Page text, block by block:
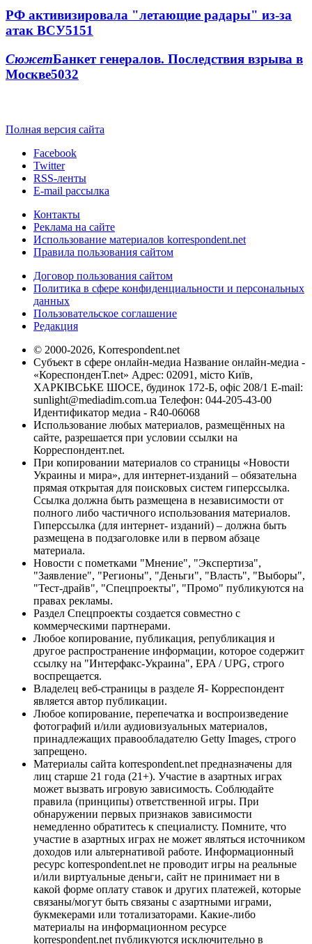
РФ активизировала "летающие радары" из-за
атак ВСУ5151
СюжетБанкет генералов. Последствия взрыва в
Москве5032
Полная версия сайта
Facebook
Twitter
RSS-ленты
E-mail рассылка
Контакты
Реклама на сайте
Использование материалов korrespondent.net
Правила пользования сайтом
Договор пользования сайтом
Политика в сфере конфиденциальности и персональных
данных
Пользовательское соглашение
Редакция
© 2000-2026, Korrespondent.net
Субъект в сфере онлайн-медиа Название онлайн-медиа -
«КореспонденТ.net» Адрес: 02091, місто Київ,
ХАРКІВСЬКЕ ШОСЕ, будинок 172-Б, офіс 208/1 E-mail:
sunlight@mediadim.com.ua Телефон: 044-205-43-00
Идентификатор медиа - R40-06068
Использование любых материалов, размещённых на
сайте, разрешается при условии ссылки на
Корреспондент.net.
При копировании материалов со страницы «Новости
Украины и мира», для интернет-изданий – обязательна
прямая открытая для поисковых систем гиперссылка.
Ссылка должна быть размещена в независимости от
полного либо частичного использования материалов.
Гиперссылка (для интернет- изданий) – должна быть
размещена в подзаголовке или в первом абзаце
материала.
Новости с пометками "Мнение", "Экспертиза",
"Заявление", "Регионы", "Деньги", "Власть", "Выборы",
"Тест-драйв", "Спецпроекты", "Промо" публикуются на
правах рекламы.
Раздел Спецпроекты создается совместно с
коммерческими партнерами.
Любое копирование, публикация, републикация и
другое распространение информации, которое содержит
ссылку на "Интерфакс-Украина", EPA / UPG, строго
воспрещается.
Владелец веб-страницы в разделе Я- Корреспондент
является автор публикации.
Любое копирование, перепечатка и воспроизведение
фотографий и/или аудиовизуальных материалов,
принадлежащих правообладателю Getty Images, строго
запрещено.
Материалы сайта korrespondent.net предназначены для
лиц старше 21 года (21+). Участие в азартных играх
может вызвать игровую зависимость. Соблюдайте
правила (принципы) ответственной игры. При
обнаружении первых признаков зависимости
немедленно обратитесь к специалисту. Помните, что
участие в азартных играх не может являться источником
доходов или альтернативой работе. Информационный
ресурс korrespondent.net не проводит игры на реальные
и/или виртуальные деньги, сайт не принимает ни в
какой форме оплату ставок и других платежей, которые
связаны/могут быть связаны с азартными играми,
букмекерами или тотализаторами. Какие-либо
материалы на информационном ресурсе
korrespondent.net публикуются исключительно в